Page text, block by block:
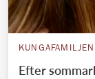
KUNGAFAMILJEN
Efter